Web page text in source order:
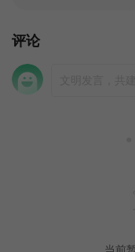
评论
当前